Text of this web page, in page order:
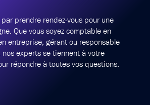
par prendre rendez-vous pour une
Que vous soyez comptable en
entreprise, gérant ou responsable
nos experts se tiennent à votre
répondre à toutes vos questions.